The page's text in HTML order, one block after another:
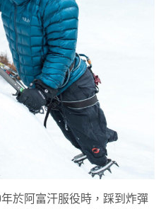
於阿富汗服役時，踩到炸彈